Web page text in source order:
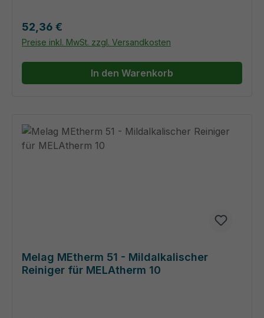
Regulärer Preis:
52,36 €
Preise inkl. MwSt. zzgl. Versandkosten
In den Warenkorb
Melag MEtherm 51 - Mildalkalischer
Reiniger für MELAtherm 10